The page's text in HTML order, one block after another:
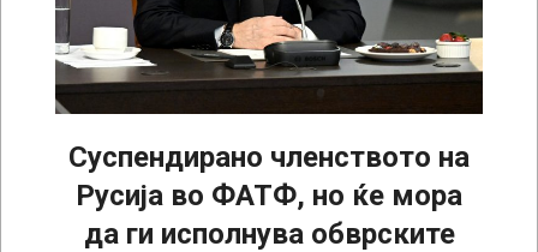
Суспендирано членството на
Русија во ФАТФ, но ќе мора
да ги исполнува обврските